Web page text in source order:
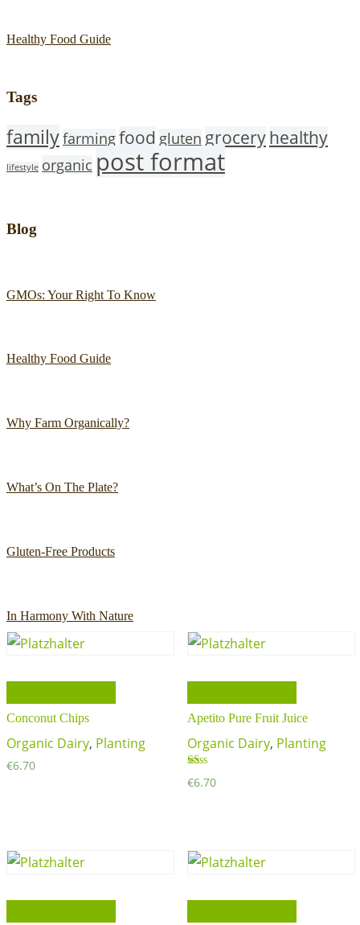
Healthy Food Guide
Tags
familyfarmingfood gluten groceryhealthy
lifestyle organic post format
Blog
GMOs: Your Right To Know
Healthy Food Guide
Why Farm Organically?
What’s On The Plate?
Gluten-Free Products
In Harmony With Nature
Conconut Chips
Organic Dairy, Planting
€6.70
Apetito Pure Fruit Juice
Organic Dairy, Planting
Bewertet
mit
€6.70